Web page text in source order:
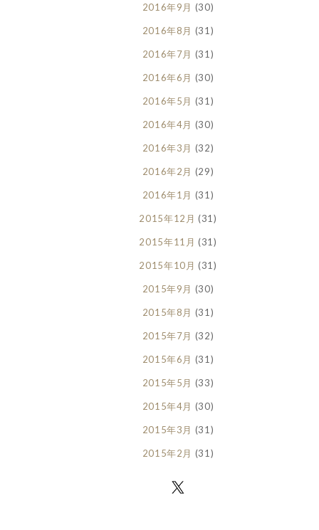
2016年9月 (30)
2016年8月 (31)
2016年7月 (31)
2016年6月 (30)
2016年5月 (31)
2016年4月 (30)
2016年3月 (32)
2016年2月 (29)
2016年1月 (31)
2015年12月 (31)
2015年11月 (31)
2015年10月 (31)
2015年9月 (30)
2015年8月 (31)
2015年7月 (32)
2015年6月 (31)
2015年5月 (33)
2015年4月 (30)
2015年3月 (31)
2015年2月 (31)